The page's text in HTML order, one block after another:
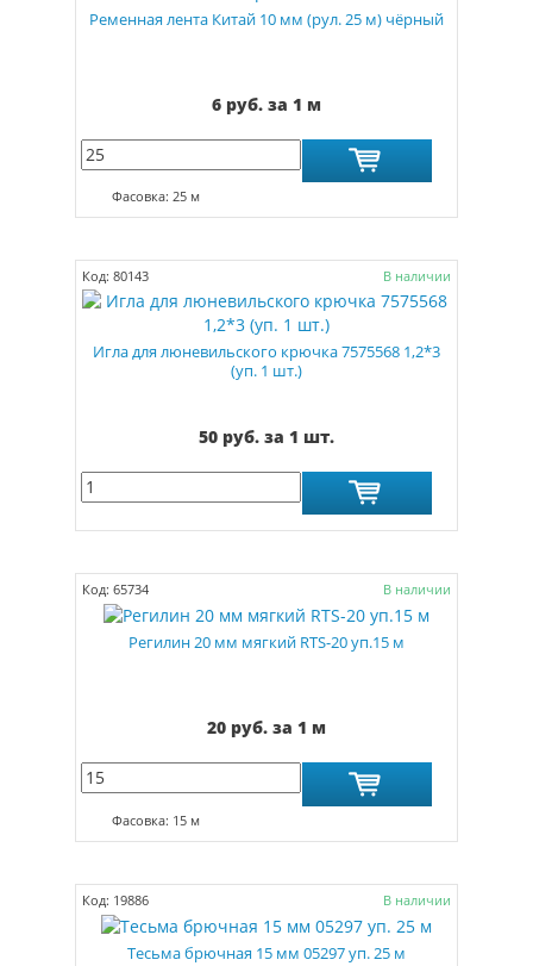
Ременная лента Китай 10 мм (рул. 25 м) чёрный
6 руб. за 1 м
Фасовка: 25 м
Код: 80143 В наличии
Игла для люневильского крючка 7575568 1,2*3
(уп. 1 шт.)
50 руб. за 1 шт.
Код: 65734 В наличии
Регилин 20 мм мягкий RTS-20 уп.15 м
20 руб. за 1 м
Фасовка: 15 м
Код: 19886 В наличии
Тесьма брючная 15 мм 05297 уп. 25 м